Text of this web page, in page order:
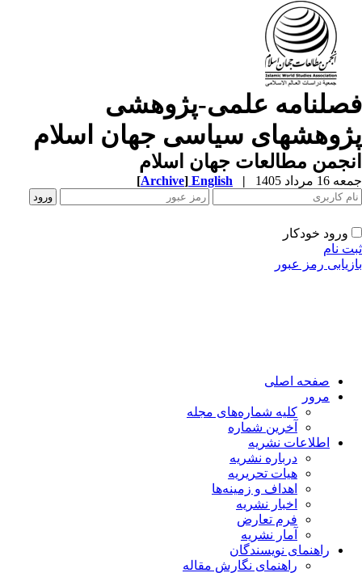
علمی-پژوهشی
سیاسی جهان اسلام
مطالعات جهان اسلام
مرداد 1405 |
English
[Archive]
ورود خودکار
نام
رمز عبور
صفحه اصلی
مرور
کلیه شماره‌های مجله
آخرین شماره
اطلاعات نشریه
درباره نشریه
هیات تحریریه
اهداف و زمینه‌ها
اخبار نشریه
فرم تعارض
آمار نشریه
راهنمای نویسندگان
راهنمای نگارش مقاله